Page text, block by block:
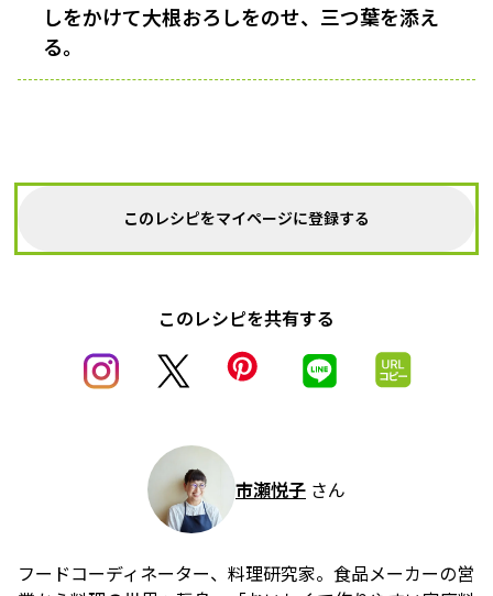
しをかけて大根おろしをのせ、三つ葉を添え
る。
このレシピをマイページに登録する
このレシピを共有する
市瀬悦子 さん
フードコーディネーター、料理研究家。食品メーカーの営